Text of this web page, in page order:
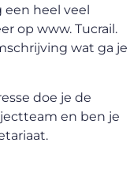
heel veel
op www. Tucrail.
wat ga je
doe je de
en ben je